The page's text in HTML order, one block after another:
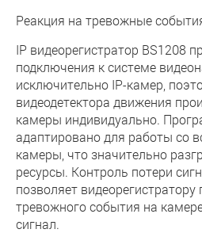
Реакция на тревожные
IP видеорегистратор BS1208
подключения к системе
исключительно IP-камер,
видеодетектора движения
камеры индивидуально.
адаптировано для работы со
камеры, что значительно
ресурсы. Контроль потери
позволяет видеорегистратору
тревожного события на
сигнал.